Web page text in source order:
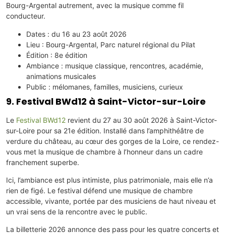
Bourg-Argental autrement, avec la musique comme fil
conducteur.
Dates : du 16 au 23 août 2026
Lieu : Bourg-Argental, Parc naturel régional du Pilat
Édition : 8e édition
Ambiance : musique classique, rencontres, académie,
animations musicales
Public : mélomanes, familles, musiciens, curieux
9. Festival BWd12 à Saint-Victor-sur-Loire
Le Festival BWd12 revient du 27 au 30 août 2026 à Saint-Victor-
sur-Loire pour sa 21e édition. Installé dans l’amphithéâtre de
verdure du château, au cœur des gorges de la Loire, ce rendez-
vous met la musique de chambre à l’honneur dans un cadre
franchement superbe.
Ici, l’ambiance est plus intimiste, plus patrimoniale, mais elle n’a
rien de figé. Le festival défend une musique de chambre
accessible, vivante, portée par des musiciens de haut niveau et
un vrai sens de la rencontre avec le public.
La billetterie 2026 annonce des pass pour les quatre concerts et